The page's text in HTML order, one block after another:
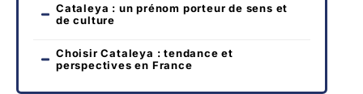
Cataleya : un prénom porteur de sens et
de culture
Choisir Cataleya : tendance et
perspectives en France